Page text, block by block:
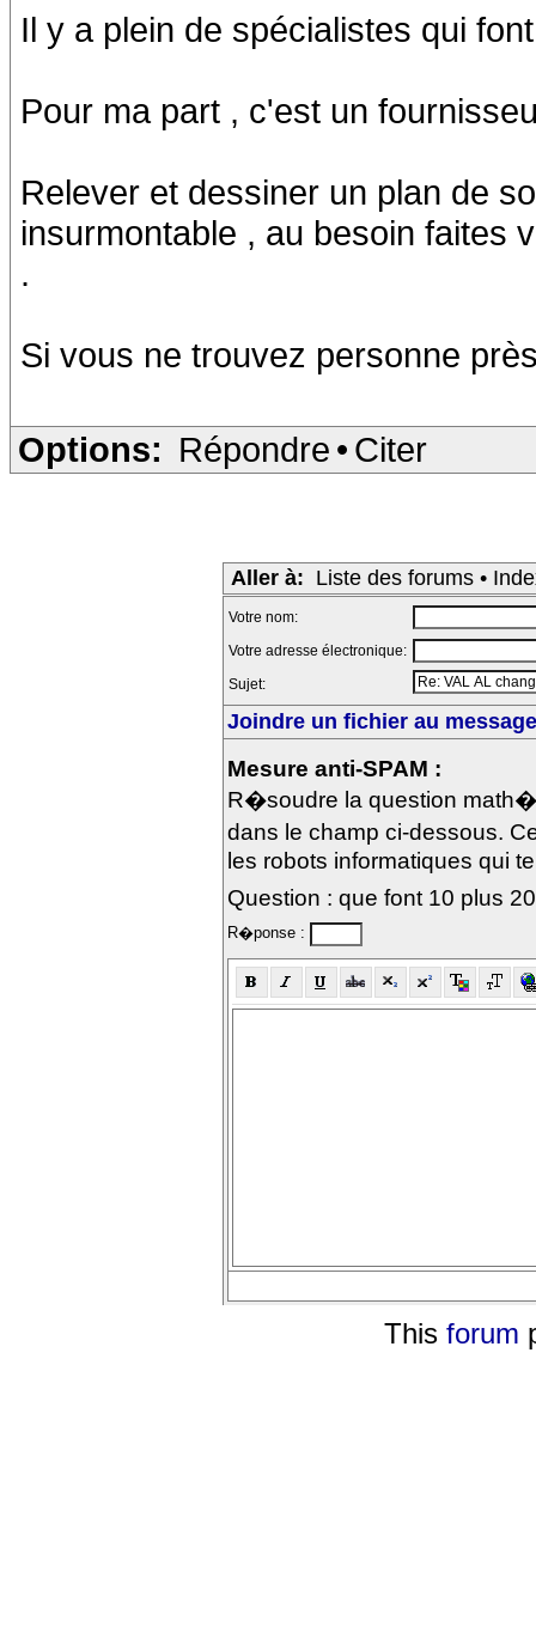
Il y a plein de spécialistes qui
Pour ma part , c'est un
Relever et dessiner un plan de
insurmontable , au besoin faites
.
Si vous ne trouvez personne
Options: Répondre • Citer
Aller à: Liste des forums •
Votre nom:
Votre adresse électronique:
Sujet:
Joindre un fichier au
Mesure anti-SPAM :
R�soudre la question
dans le champ ci-dessous.
les robots informatiques qui
Question : que font 10 plus
R�ponse :
This forum